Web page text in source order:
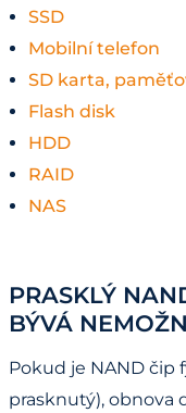
SSD
Mobilní telefon
SD karta,
Flash disk
HDD
RAID
NAS
PRASKLÝ
BÝVÁ
Pokud je NAND čip
prasknutý), obnova